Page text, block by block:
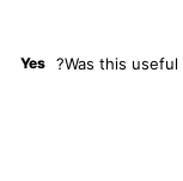
Was this useful?
Yes